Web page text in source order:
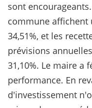
sont
commune affichent
34,51%, et les
prévisions
31,10%. Le maire a
performance. En
d'investissement